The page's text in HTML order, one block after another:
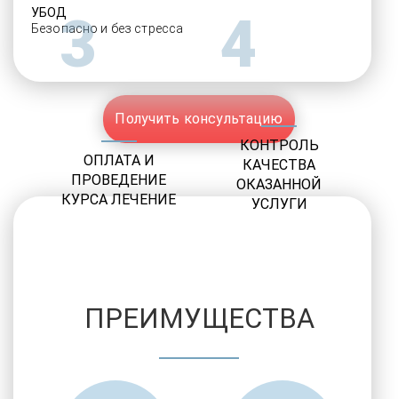
УБОД
Безопасно и без стресса
Получить консультацию
3
ОПЛАТА И
ПРОВЕДЕНИЕ
КУРСА ЛЕЧЕНИЕ
4
КОНТРОЛЬ
КАЧЕСТВА
ОКАЗАННОЙ
УСЛУГИ
ПРЕИМУЩЕСТВА